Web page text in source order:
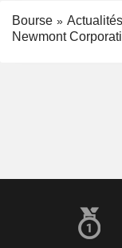
Bourse
Newmont